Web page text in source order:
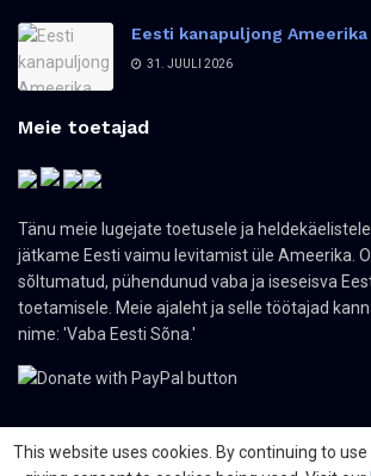
Eesti kanapuljong
31. JUULI 2026
Meie toetajad
Tänu meie lugejate toetusele ja
jätkame Eesti vaimu levitamist üle Ameerika.
sõltumatud, pühendunud vaba ja iseseisva
toetamisele. Meie ajaleht ja selle töötajad
nime: 'Vaba Eesti Sõna.'
This website uses cookies. By continuing to